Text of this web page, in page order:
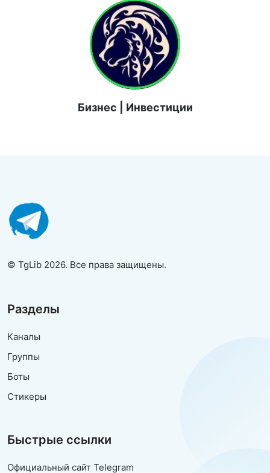
Бизнес | Инвестиции
© TgLib 2026. Все права защищены.
Разделы
Каналы
Группы
Боты
Стикеры
Быстрые ссылки
Официальный сайт Telegram